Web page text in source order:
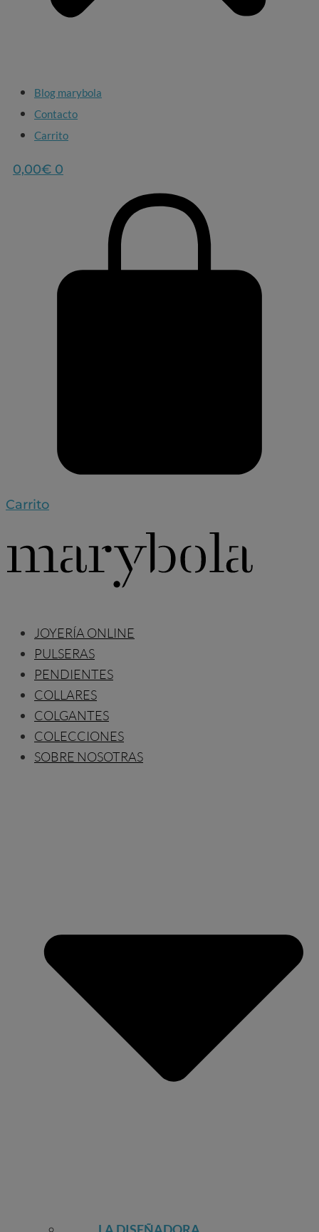
Blog marybola
Contacto
Carrito
0,00€ 0
Carrito
JOYERÍA ONLINE
PULSERAS
PENDIENTES
COLLARES
COLGANTES
COLECCIONES
SOBRE NOSOTRAS